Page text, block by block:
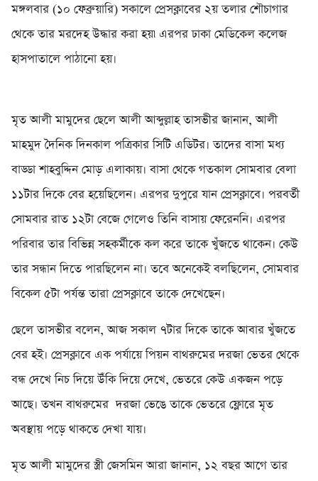
মঙ্গলবার (১০ ফেব্রুয়ারি) সকালে প্রেসক্লাবের ২য় তলার শৌচাগার
থেকে তার মরদেহ উদ্ধার করা হয়৷ এরপর ঢাকা মেডিকেল কলেজ
হাসপাতালে পাঠানো হয়।
মৃত আলী মামুদের ছেলে আলী আব্দুল্লাহ তাসভীর জানান, আলী
মাহমুদ দৈনিক দিনকাল পত্রিকার সিটি এডিটর। তাদের বাসা মধ্য
বাড্ডা শাহবুদ্দিন মোড় এলাকায়। বাসা থেকে গতকাল সোমবার বেলা
১১টার দিকে বের হয়েছিলেন। এরপর দুপুরে যান প্রেসক্লাবে। পরবর্তী
সোমবার রাত ১২টা বেজে গেলেও তিনি বাসায় ফেরেননি। এরপর
পরিবার তার বিভিন্ন সহকর্মীকে কল করে তাকে খুঁজতে থাকেন। কেউ
তার সন্ধান দিতে পারছিলেন না। তবে অনেকেই বলছিলেন, সোমবার
বিকেল ৫টা পর্যন্ত তারা প্রেসক্লাবে তাকে দেখেছেন।
ছেলে তাসভীর বলেন, আজ সকাল ৭টার দিকে তাকে আবার খুঁজতে
বের হই। প্রেসক্লাবে এক পর্যায়ে পিয়ন বাথরুমের দরজা ভেতর থেকে
বন্ধ দেখে নিচ দিয়ে উঁকি দিয়ে দেখে, ভেতরে কেউ একজন পড়ে
আছে। তখন বাথরুমের দরজা ভেঙে তাকে ভেতরে ফ্লোরে মৃত
অবস্থায় পড়ে থাকতে দেখা যায়।
মৃত আলী মামুদের স্ত্রী জেসমিন আরা জানান, ১২ বছর আগে তার